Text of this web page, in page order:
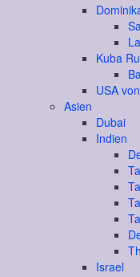
Kuba
USA
Asien
Dubai
Indien
Israel